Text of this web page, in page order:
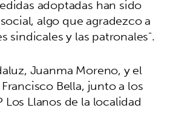
adoptadas han sido
algo que agradezco a
sindicales y las patronales".
Juanma Moreno, y el
Bella, junto a los
Los Llanos de la localidad